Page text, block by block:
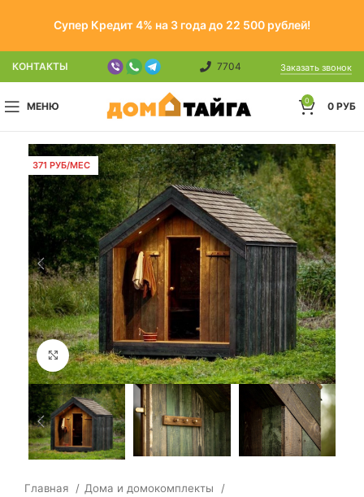
Супер Кредит 4% на 3 года до 22 500 рублей!
КОНТАКТЫ 7704 Заказать звонок
МЕНЮ 0 0 РУБ
371 РУБ/МЕС
Click to enlarge
Главная
Дома и домокомплекты